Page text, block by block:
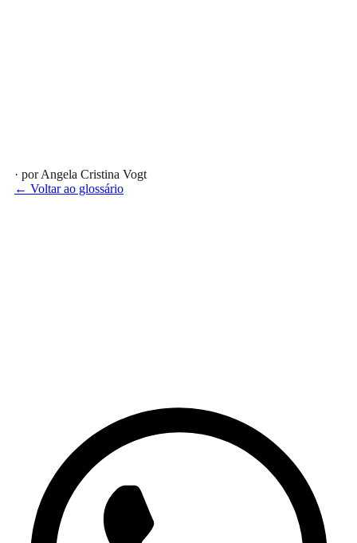
· por Angela Cristina Vogt
← Voltar ao glossário